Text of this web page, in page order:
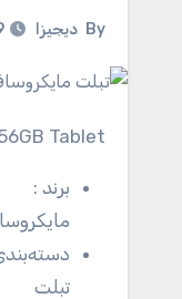
By دیجیزا
Tablet
برند :
تبلت